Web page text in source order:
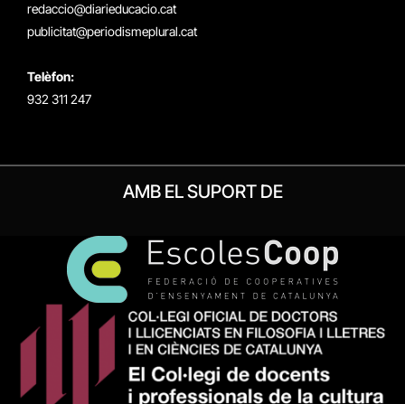
redaccio@diarieducacio.cat
publicitat@periodismeplural.cat
Telèfon:
932 311 247
AMB EL SUPORT DE